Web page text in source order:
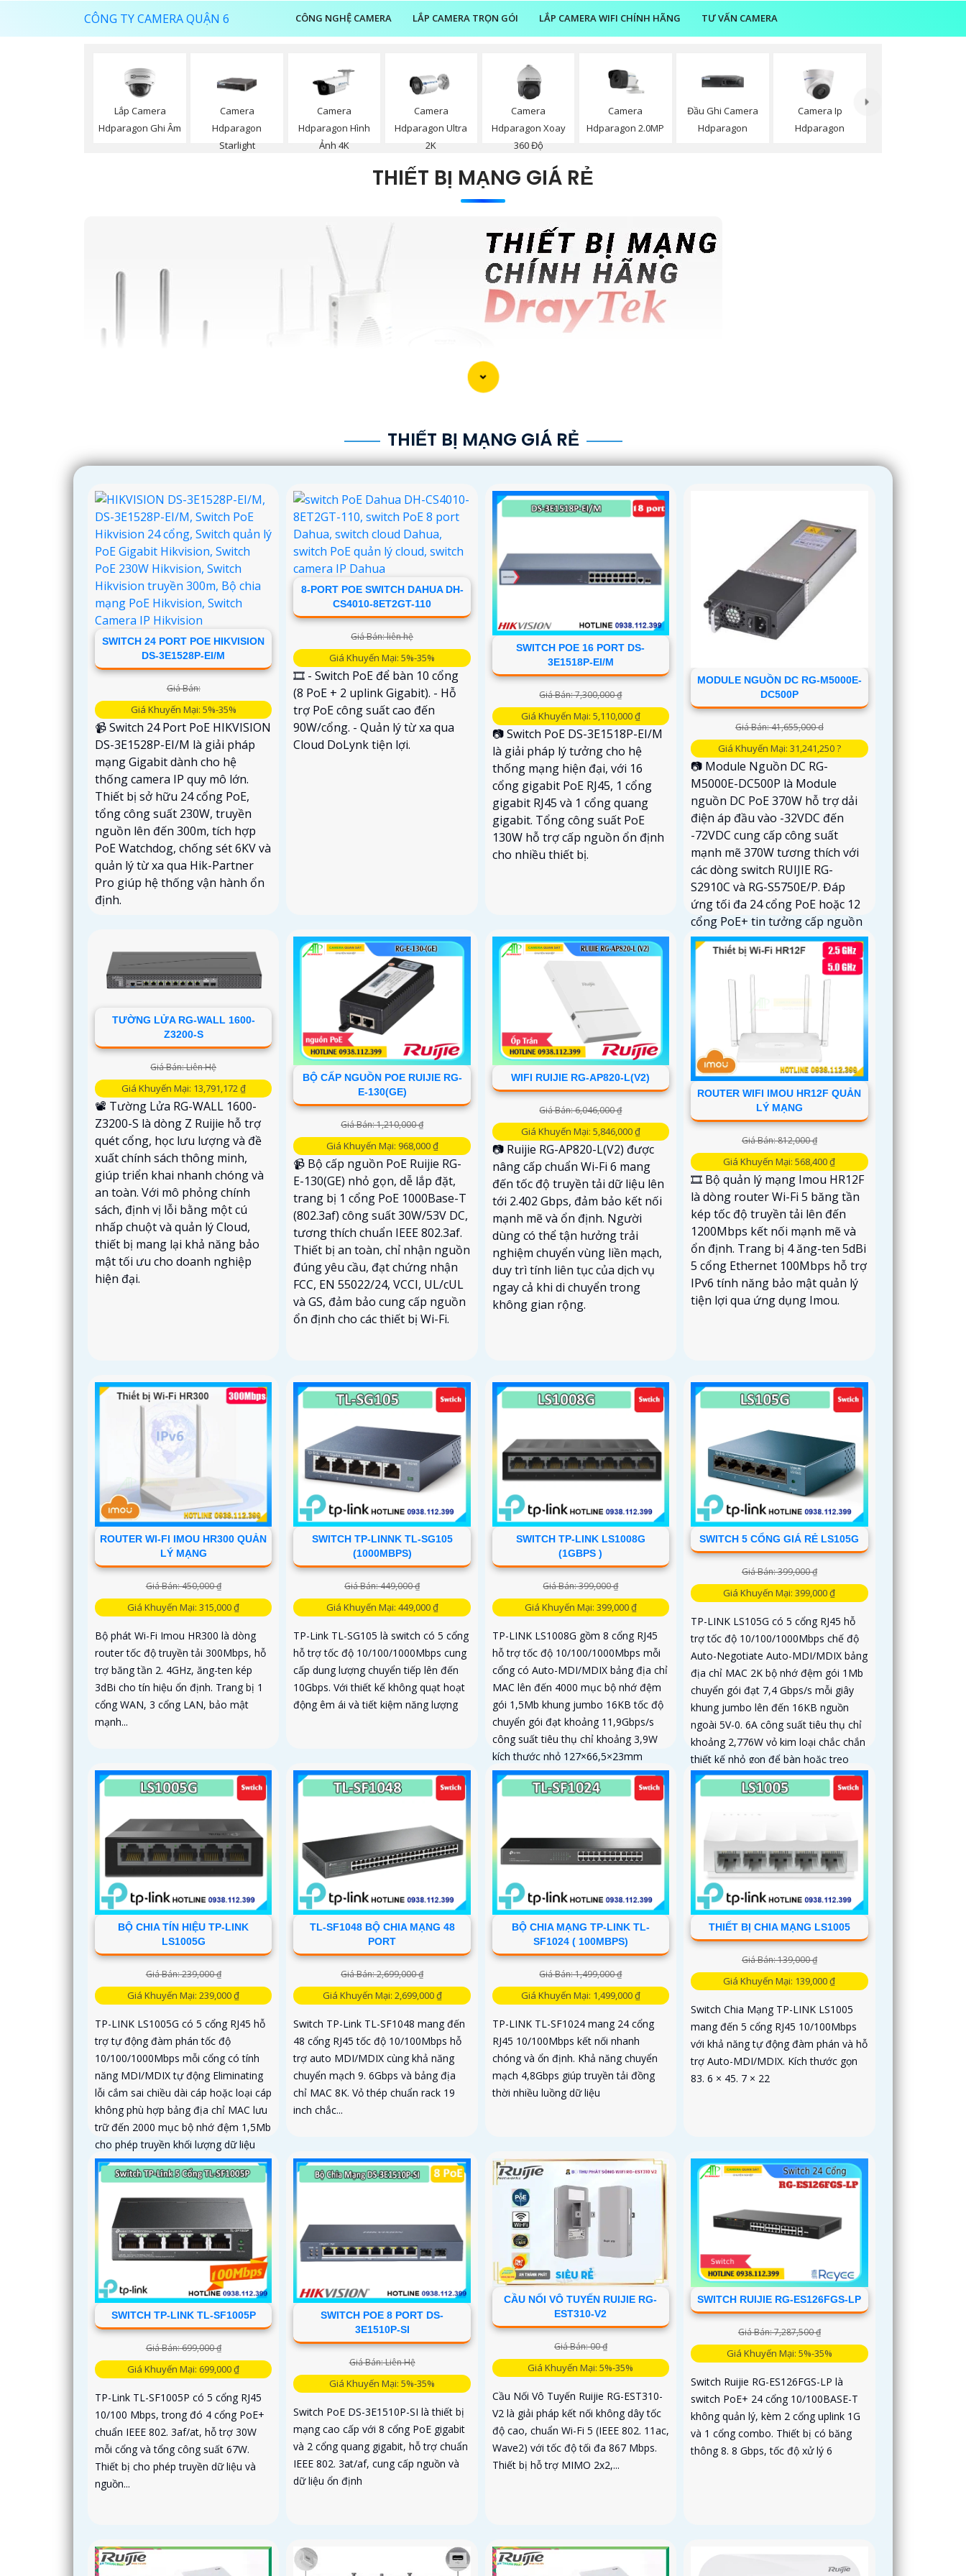
CÔNG TY CAMERA QUẬN 6 CÔNG NGHỆ CAMERA LẮP CAMERA TRỌN GÓI LẮP CAMERA WIFI CHÍNH HÃNG TƯ VẤN CAMERA
Lắp Camera
Hdparagon Ghi Âm
Camera
Hdparagon
Starlight
Camera
Hdparagon Hình
Ảnh 4K
Camera
Hdparagon Ultra
2K
Camera
Hdparagon Xoay
360 Độ
Camera
Hdparagon 2.0MP
Đầu Ghi Camera
Hdparagon
Camera Ip
Hdparagon
THIẾT BỊ MẠNG GIÁ RẺ
THIẾT BỊ MẠNG GIÁ RẺ
SWITCH 24 PORT POE HIKVISION
DS-3E1528P-EI/M
Giá Bán:
Giá Khuyến Mại: 5%-35%
📹 Switch 24 Port PoE HIKVISION
DS-3E1528P-EI/M là giải pháp
mạng Gigabit dành cho hệ
thống camera IP quy mô lớn.
Thiết bị sở hữu 24 cổng PoE,
tổng công suất 230W, truyền
nguồn lên đến 300m, tích hợp
PoE Watchdog, chống sét 6KV và
quản lý từ xa qua Hik-Partner
Pro giúp hệ thống vận hành ổn
định.
8-PORT POE SWITCH DAHUA DH-
CS4010-8ET2GT-110
Giá Bán: liên hệ
Giá Khuyến Mại: 5%-35%
🎞 - Switch PoE để bàn 10 cổng
(8 PoE + 2 uplink Gigabit). - Hỗ
trợ PoE công suất cao đến
90W/cổng. - Quản lý từ xa qua
Cloud DoLynk tiện lợi.
SWITCH POE 16 PORT DS-
3E1518P-EI/M
Giá Bán: 7,300,000 ₫
Giá Khuyến Mại: 5,110,000 ₫
📷 Switch PoE DS-3E1518P-EI/M
là giải pháp lý tưởng cho hệ
thống mạng hiện đại, với 16
cổng gigabit PoE RJ45, 1 cổng
gigabit RJ45 và 1 cổng quang
gigabit. Tổng công suất PoE
130W hỗ trợ cấp nguồn ổn định
cho nhiều thiết bị.
MODULE NGUỒN DC RG-M5000E-
DC500P
Giá Bán: 41,655,000 d
Giá Khuyến Mại: 31,241,250 ?
📷 Module Nguồn DC RG-
M5000E-DC500P là Module
nguồn DC PoE 370W hỗ trợ dải
điện áp đầu vào -32VDC đến
-72VDC cung cấp công suất
mạnh mẽ 370W tương thích với
các dòng switch RUIJIE RG-
S2910C và RG-S5750E/P. Đáp
ứng tối đa 24 cổng PoE hoặc 12
cổng PoE+ tin tưởng cấp nguồn
ổn định hiệu quả và bền bỉ.
TƯỜNG LỬA RG-WALL 1600-
Z3200-S
Giá Bán: Liên Hệ
Giá Khuyến Mại: 13,791,172 ₫
📽 Tường Lửa RG-WALL 1600-
Z3200-S là dòng Z Ruijie hỗ trợ
quét cổng, học lưu lượng và đề
xuất chính sách thông minh,
giúp triển khai nhanh chóng và
an toàn. Với mô phỏng chính
sách, định vị lỗi bằng một cú
nhấp chuột và quản lý Cloud,
thiết bị mang lại khả năng bảo
mật tối ưu cho doanh nghiệp
hiện đại.
BỘ CẤP NGUỒN POE RUIJIE RG-
E-130(GE)
Giá Bán: 1,210,000 ₫
Giá Khuyến Mại: 968,000 ₫
📹 Bộ cấp nguồn PoE Ruijie RG-
E-130(GE) nhỏ gọn, dễ lắp đặt,
trang bị 1 cổng PoE 1000Base-T
(802.3af) công suất 30W/53V DC,
tương thích chuẩn IEEE 802.3af.
Thiết bị an toàn, chỉ nhận nguồn
đúng yêu cầu, đạt chứng nhận
FCC, EN 55022/24, VCCI, UL/cUL
và GS, đảm bảo cung cấp nguồn
ổn định cho các thiết bị Wi-Fi.
WIFI RUIJIE RG-AP820-L(V2)
Giá Bán: 6,046,000 ₫
Giá Khuyến Mại: 5,846,000 ₫
📷 Ruijie RG-AP820-L(V2) được
nâng cấp chuẩn Wi-Fi 6 mang
đến tốc độ truyền tải dữ liệu lên
tới 2.402 Gbps, đảm bảo kết nối
mạnh mẽ và ổn định. Người
dùng có thể tận hưởng trải
nghiệm chuyển vùng liền mạch,
duy trì tính liên tục của dịch vụ
ngay cả khi di chuyển trong
không gian rộng.
ROUTER WIFI IMOU HR12F QUẢN
LÝ MẠNG
Giá Bán: 812,000 ₫
Giá Khuyến Mại: 568,400 ₫
🎞 Bộ quản lý mạng Imou HR12F
là dòng router Wi-Fi 5 băng tần
kép tốc độ truyền tải lên đến
1200Mbps kết nối mạnh mẽ và
ổn định. Trang bị 4 ăng-ten 5dBi
5 cổng Ethernet 100Mbps hỗ trợ
IPv6 tính năng bảo mật quản lý
tiện lợi qua ứng dụng Imou.
ROUTER WI-FI IMOU HR300 QUẢN
LÝ MẠNG
Giá Bán: 450,000 ₫
Giá Khuyến Mại: 315,000 ₫
Bộ phát Wi-Fi Imou HR300 là dòng
router tốc độ truyền tải 300Mbps, hỗ
trợ băng tần 2. 4GHz, ăng-ten kép
3dBi cho tín hiệu ổn định. Trang bị 1
cổng WAN, 3 cổng LAN, bảo mật
mạnh...
SWITCH TP-LINNK TL-SG105
(1000MBPS)
Giá Bán: 449,000 ₫
Giá Khuyến Mại: 449,000 ₫
TP-Link TL-SG105 là switch có 5 cổng
hỗ trợ tốc độ 10/100/1000Mbps cung
cấp dung lượng chuyển tiếp lên đến
10Gbps. Với thiết kế không quạt hoạt
động êm ái và tiết kiệm năng lượng
SWITCH TP-LINK LS1008G
(1GBPS )
Giá Bán: 399,000 ₫
Giá Khuyến Mại: 399,000 ₫
TP-LINK LS1008G gồm 8 cổng RJ45
hỗ trợ tốc độ 10/100/1000Mbps mỗi
cổng có Auto-MDI/MDIX bảng địa chỉ
MAC lên đến 4000 mục bộ nhớ đệm
gói 1,5Mb khung jumbo 16KB tốc độ
chuyển gói đạt khoảng 11,9Gbps/s
công suất tiêu thụ chỉ khoảng 3,9W
kích thước nhỏ 127×66,5×23mm
nguồn cấp ngoài rất ổn khi gắn tường
hoặc đặt bàn.
SWITCH 5 CỔNG GIÁ RẺ LS105G
Giá Bán: 399,000 ₫
Giá Khuyến Mại: 399,000 ₫
TP-LINK LS105G có 5 cổng RJ45 hỗ
trợ tốc độ 10/100/1000Mbps chế độ
Auto-Negotiate Auto-MDI/MDIX bảng
địa chỉ MAC 2K bộ nhớ đệm gói 1Mb
chuyển gói đạt 7,4 Gbps/s mỗi giây
khung jumbo lên đến 16KB nguồn
ngoài 5V-0. 6A công suất tiêu thụ chỉ
khoảng 2,776W vỏ kim loại chắc chắn
thiết kế nhỏ gọn để bàn hoặc treo
tường
BỘ CHIA TÍN HIỆU TP-LINK
LS1005G
Giá Bán: 239,000 ₫
Giá Khuyến Mại: 239,000 ₫
TP-LINK LS1005G có 5 cổng RJ45 hỗ
trợ tự động đàm phán tốc độ
10/100/1000Mbps mỗi cổng có tính
năng MDI/MDIX tự động Eliminating
lỗi cắm sai chiều dài cáp hoặc loại cáp
không phù hợp bảng địa chỉ MAC lưu
trữ đến 2000 mục bộ nhớ đệm 1,5Mb
cho phép truyền khối lượng dữ liệu
lớn không bị trễ nguồn ngoài 5V-0. 6A
công suất tiêu thụ tối đa khoảng 3
TL-SF1048 BỘ CHIA MẠNG 48
PORT
Giá Bán: 2,699,000 ₫
Giá Khuyến Mại: 2,699,000 ₫
Switch TP-Link TL-SF1048 mang đến
48 cổng RJ45 tốc độ 10/100Mbps hỗ
trợ auto MDI/MDIX cùng khả năng
chuyển mạch 9. 6Gbps và bảng địa
chỉ MAC 8K. Vỏ thép chuẩn rack 19
inch chắc...
BỘ CHIA MẠNG TP-LINK TL-
SF1024 ( 100MBPS)
Giá Bán: 1,499,000 ₫
Giá Khuyến Mại: 1,499,000 ₫
TP-LINK TL-SF1024 mang 24 cổng
RJ45 10/100Mbps kết nối nhanh
chóng và ổn định. Khả năng chuyển
mạch 4,8Gbps giúp truyền tải đồng
thời nhiều luồng dữ liệu
THIẾT BỊ CHIA MẠNG LS1005
Giá Bán: 139,000 ₫
Giá Khuyến Mại: 139,000 ₫
Switch Chia Mạng TP-LINK LS1005
mang đến 5 cổng RJ45 10/100Mbps
với khả năng tự động đàm phán và hỗ
trợ Auto-MDI/MDIX. Kích thước gọn
83. 6 × 45. 7 × 22
SWITCH TP-LINK TL-SF1005P
Giá Bán: 699,000 ₫
Giá Khuyến Mại: 699,000 ₫
TP-Link TL-SF1005P có 5 cổng RJ45
10/100 Mbps, trong đó 4 cổng PoE+
chuẩn IEEE 802. 3af/at, hỗ trợ 30W
mỗi cổng và tổng công suất 67W.
Thiết bị cho phép truyền dữ liệu và
nguồn...
SWITCH POE 8 PORT DS-
3E1510P-SI
Giá Bán: Liên Hệ
Giá Khuyến Mại: 5%-35%
Switch PoE DS-3E1510P-SI là thiết bị
mạng cao cấp với 8 cổng PoE gigabit
và 2 cổng quang gigabit, hỗ trợ chuẩn
IEEE 802. 3at/af, cung cấp nguồn và
dữ liệu ổn định
CẦU NỐI VÔ TUYẾN RUIJIE RG-
EST310-V2
Giá Bán: 00 ₫
Giá Khuyến Mại: 5%-35%
Cầu Nối Vô Tuyến Ruijie RG-EST310-
V2 là giải pháp kết nối không dây tốc
độ cao, chuẩn Wi-Fi 5 (IEEE 802. 11ac,
Wave2) với tốc độ tối đa 867 Mbps.
Thiết bị hỗ trợ MIMO 2x2,...
SWITCH RUIJIE RG-ES126FGS-LP
Giá Bán: 7,287,500 ₫
Giá Khuyến Mại: 5%-35%
Switch Ruijie RG-ES126FGS-LP là
switch PoE+ 24 cổng 10/100BASE-T
không quản lý, kèm 2 cổng uplink 1G
và 1 cổng combo. Thiết bị có băng
thông 8. 8 Gbps, tốc độ xử lý 6